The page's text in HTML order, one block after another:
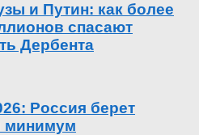
и Путин: как более
спасают
Дербента
Россия берет
минимум